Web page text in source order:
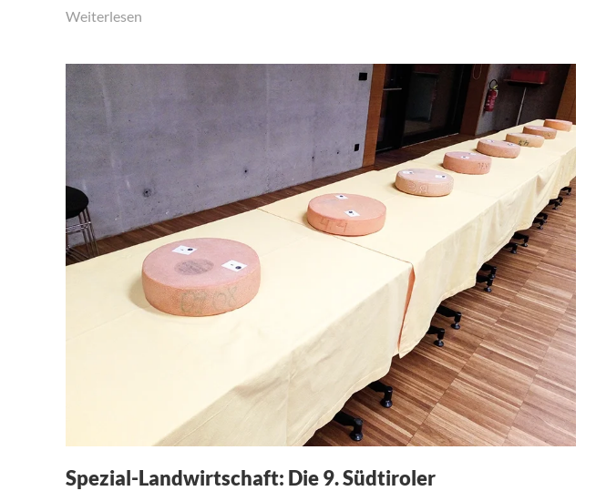
Weiterlesen
Spezial-Landwirtschaft: Die 9. Südtiroler